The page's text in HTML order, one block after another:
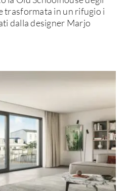
trasformata in un rifugio i
dalla designer Marjo